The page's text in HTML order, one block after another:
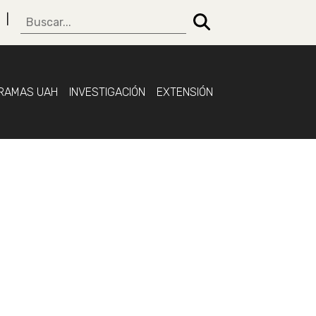
UAH INVESTIGACIÓN EXTENSIÓN